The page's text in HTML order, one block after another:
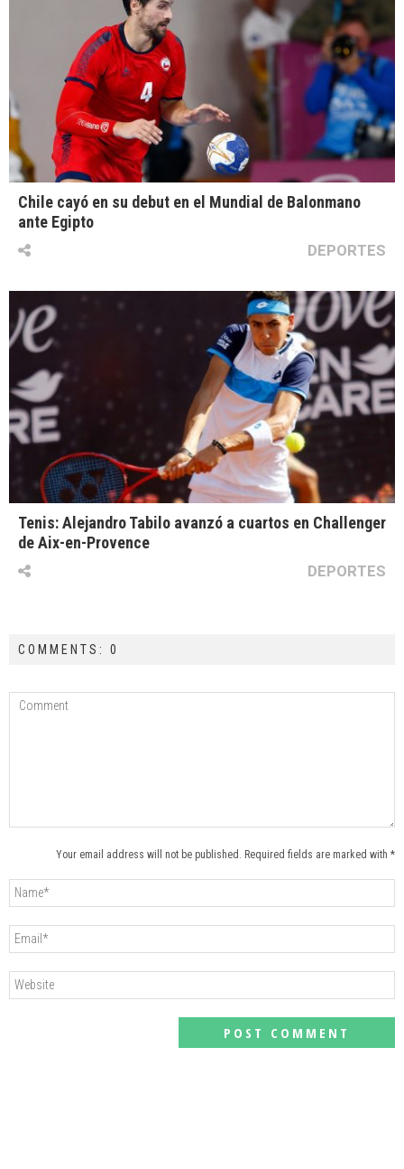
Chile cayó en su debut en el Mundial de Balonmano
ante Egipto
DEPORTES
Tenis: Alejandro Tabilo avanzó a cuartos en Challenger
de Aix-en-Provence
DEPORTES
COMMENTS: 0
Your email address will not be published. Required fields are marked with *